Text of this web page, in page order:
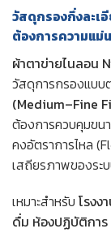
วัสดุกรองกึ่งละเ
ต้องการความแม่
ผ้าตาข่ายไนลอน
วัสดุการกรองแบบ
(Medium–Fine
ต้องการควบคุมขน
คงอัตราการไหล
เสถียรภาพของระ
เหมาะสำหรับ โรงง
ดื่ม ห้องปฏิบัติการ